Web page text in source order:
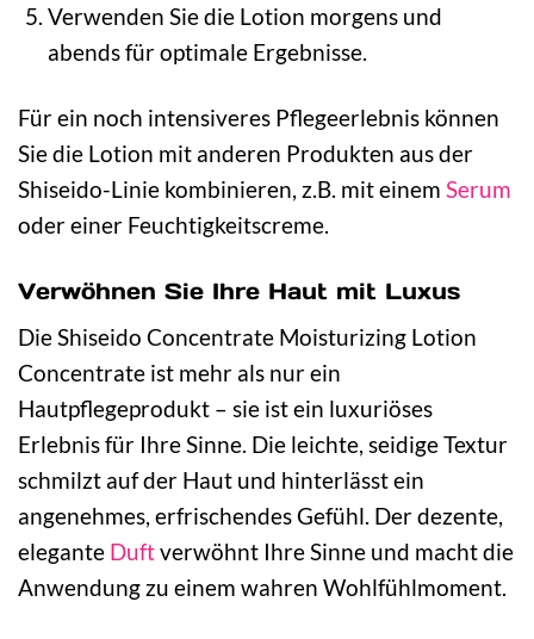
Verwenden Sie die Lotion morgens und
abends für optimale Ergebnisse.
Für ein noch intensiveres Pflegeerlebnis können
Sie die Lotion mit anderen Produkten aus der
Shiseido-Linie kombinieren, z.B. mit einem Serum
oder einer Feuchtigkeitscreme.
Verwöhnen Sie Ihre Haut mit Luxus
Die Shiseido Concentrate Moisturizing Lotion
Concentrate ist mehr als nur ein
Hautpflegeprodukt – sie ist ein luxuriöses
Erlebnis für Ihre Sinne. Die leichte, seidige Textur
schmilzt auf der Haut und hinterlässt ein
angenehmes, erfrischendes Gefühl. Der dezente,
elegante Duftverwöhnt Ihre Sinne und macht die
Anwendung zu einem wahren Wohlfühlmoment.